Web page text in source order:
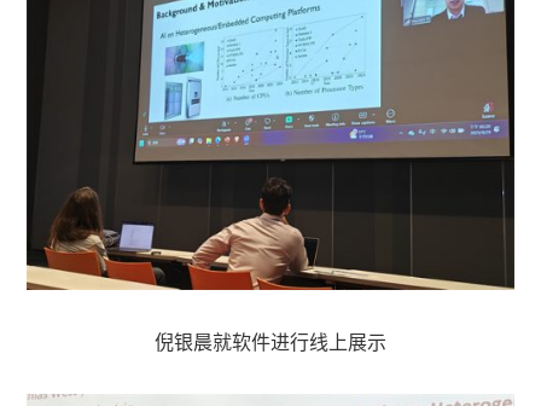
倪银晨就软件进行线上展示